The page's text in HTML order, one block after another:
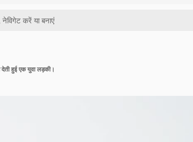
देती हुई एक युवा लड़की।